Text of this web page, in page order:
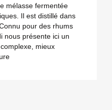
mélasse fermentée
Il est distillé dans
pour des rhums
nous présente ici un
mieux